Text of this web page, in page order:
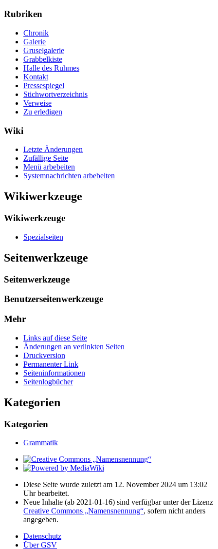
Rubriken
Chronik
Galerie
Gruselgalerie
Grabbelkiste
Halle des Ruhmes
Kontakt
Pressespiegel
Stichwortverzeichnis
Verweise
Zu erledigen
Wiki
Letzte Änderungen
Zufällige Seite
Menü arbebeiten
Systemnachrichten arbebeiten
Wikiwerkzeuge
Wikiwerkzeuge
Spezialseiten
Seitenwerkzeuge
Seitenwerkzeuge
Benutzerseitenwerkzeuge
Mehr
Links auf diese Seite
Änderungen an verlinkten Seiten
Druckversion
Permanenter Link
Seiten­­informationen
Seitenlogbücher
Kategorien
Kategorien
Grammatik
Diese Seite wurde zuletzt am 12. November 2024 um 13:02
Uhr bearbeitet.
Neue Inhalte (ab 2021-01-16) sind verfügbar unter der Lizenz
Creative Commons „Namensnennung“, sofern nicht anders
angegeben.
Datenschutz
Über GSV